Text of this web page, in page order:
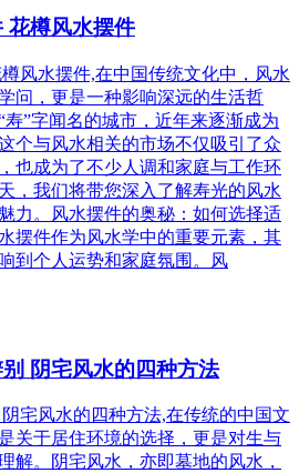
花樽风水摆件
风水摆件,在中国传统文化中，风水
问，更是一种影响深远的生活哲
”字闻名的城市，近年来逐渐成为
个与风水相关的市场不仅吸引了众
也成为了不少人调和家庭与工作环
，我们将带您深入了解寿光的风水
力。风水摆件的奥秘：如何选择适
摆件作为风水学中的重要元素，其
到个人运势和家庭氛围。风
阴宅风水的四种方法
宅风水的四种方法,在传统的中国文
关于居住环境的选择，更是对生与
解。阴宅风水，亦即墓地的风水，